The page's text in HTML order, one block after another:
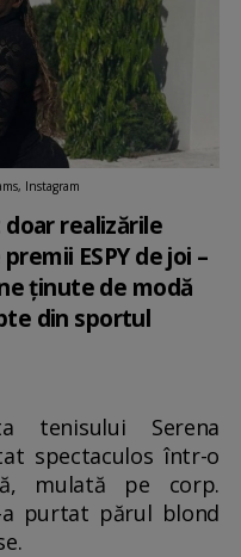
Instagram
realizările
ESPY de joi –
ținute de modă
din sportul
tenisului Serena
spectaculos într-o
mulată pe corp.
a purtat părul blond